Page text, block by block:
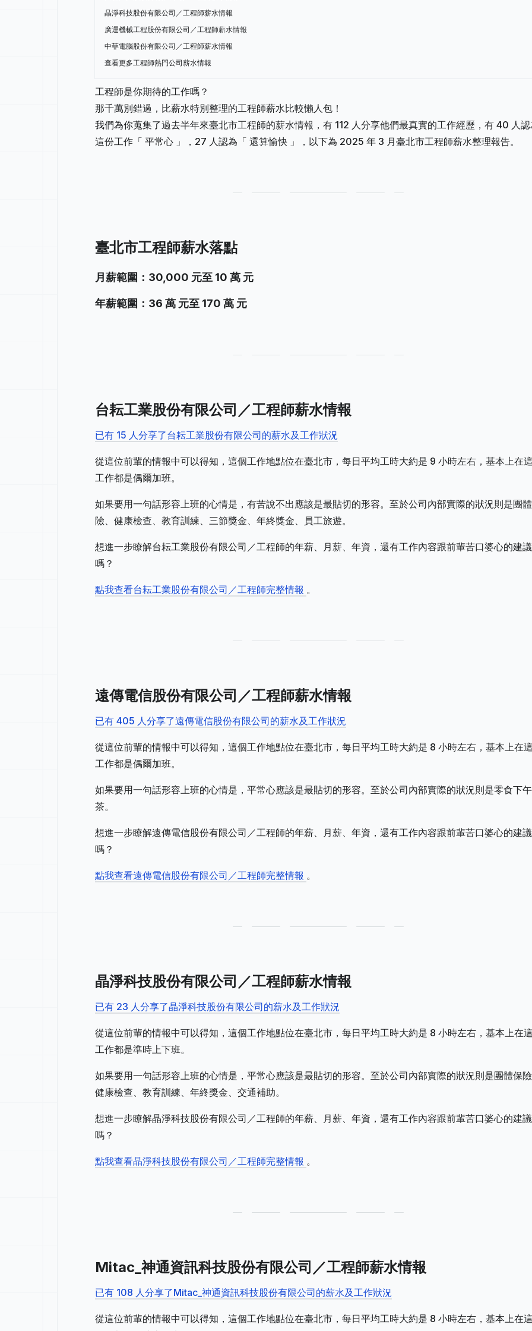
晶淨科技股份有限公司／工程師薪水情報
廣運機械工程股份有限公司／工程師薪水情報
中菲電腦股份有限公司／工程師薪水情報
查看更多工程師熱門公司薪水情報
工程師是你期待的工作嗎？
那千萬別錯過，比薪水特別整理的工程師薪水比較懶人包！
我們為你蒐集了過去半年來臺北市工程師的薪水情報，有 112 人分享他們最真實的工作經歷，有 40 人
這份工作「 平常心 」，27 人認為「 還算愉快 」，以下為 2025 年 3 月臺北市工程師薪水整理報告。
臺北市工程師薪水落點
月薪範圍：30,000 元至 10 萬 元
年薪範圍：36 萬 元至 170 萬 元
台耘工業股份有限公司／工程師薪水情報
已有 15 人分享了台耘工業股份有限公司的薪水及工作狀況
從這位前輩的情報中可以得知，這個工作地點位在臺北市，每日平均工時大約是 9 小時左右，基本上在
工作都是偶爾加班。
如果要用一句話形容上班的心情是，有苦說不出應該是最貼切的形容。至於公司內部實際的狀況則是團
險、健康檢查、教育訓練、三節獎金、年終獎金、員工旅遊。
想進一步瞭解台耘工業股份有限公司／工程師的年薪、月薪、年資，還有工作內容跟前輩苦口婆心的建議
嗎？
點我查看台耘工業股份有限公司／工程師完整情報 。
遠傳電信股份有限公司／工程師薪水情報
已有 405 人分享了遠傳電信股份有限公司的薪水及工作狀況
從這位前輩的情報中可以得知，這個工作地點位在臺北市，每日平均工時大約是 8 小時左右，基本上在
工作都是偶爾加班。
如果要用一句話形容上班的心情是，平常心應該是最貼切的形容。至於公司內部實際的狀況則是零食下午
茶。
想進一步瞭解遠傳電信股份有限公司／工程師的年薪、月薪、年資，還有工作內容跟前輩苦口婆心的建議
嗎？
點我查看遠傳電信股份有限公司／工程師完整情報 。
晶淨科技股份有限公司／工程師薪水情報
已有 23 人分享了晶淨科技股份有限公司的薪水及工作狀況
從這位前輩的情報中可以得知，這個工作地點位在臺北市，每日平均工時大約是 8 小時左右，基本上在
工作都是準時上下班。
如果要用一句話形容上班的心情是，平常心應該是最貼切的形容。至於公司內部實際的狀況則是團體保
健康檢查、教育訓練、年終獎金、交通補助。
想進一步瞭解晶淨科技股份有限公司／工程師的年薪、月薪、年資，還有工作內容跟前輩苦口婆心的建議
嗎？
點我查看晶淨科技股份有限公司／工程師完整情報 。
Mitac_神通資訊科技股份有限公司／工程師薪水情報
已有 108 人分享了Mitac_神通資訊科技股份有限公司的薪水及工作狀況
從這位前輩的情報中可以得知，這個工作地點位在臺北市，每日平均工時大約是 8 小時左右，基本上在